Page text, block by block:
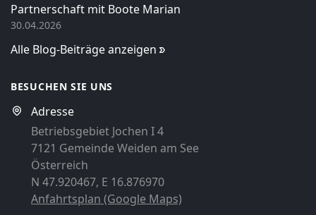
Partnerschaft mit Boote Marian
30.04.2026
Alle Blog-Beiträge anzeigen
BESUCHEN SIE UNS
Adresse
Betriebsgebiet Jochen I 4
7121 Gemeinde Weiden am See
Österreich
N 47.920467, E 16.876970
Anfahrtsplan (Google Maps)